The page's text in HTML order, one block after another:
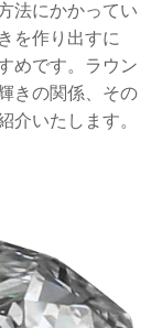
法にかかってい
を作り出すに
めです。ラウン
きの関係、その
介いたします。